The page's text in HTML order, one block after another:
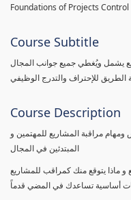
Course Subtitle
يشمل ويُغطي جميع جوانب المجال
الطريق للإحتراف والتدرج الوظيفي
Course Description
مراقبة المشاريع للمهتمين و
المبتدئين في المجال
و ماذا يتوقع منك كمراقب للمشاريع
أساسية تساعدك في المضي قدماً